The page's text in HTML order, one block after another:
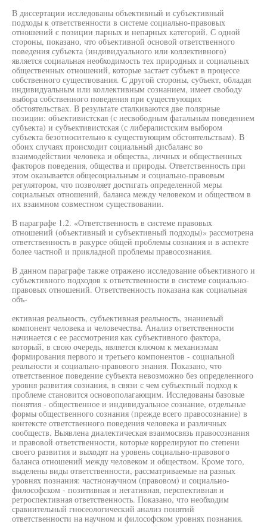
В диссертации исследованы объективный и субъективный
подходы к ответственности в системе социально-правовых
отношений с позиции парных и непарных категорий. С одной
стороны, показано, что объективной основой ответственного
поведения субъекта (индивидуального или коллективного)
является социальная необходимость тех природных и социальных
общественных отношений, которые застает субъект в процессе
собственного существования. С другой стороны, субъект, обладая
индивидуальным или коллективным сознанием, имеет свободу
выбора собственного поведения при существующих
обстоятельствах. В результате сталкиваются две полярные
позиции: объективистская (с несвободным фатальным поведением
субъекта) и субъективистская (с либералистским выбором
субъекта безотносительно к существующим обстоятельствам). В
обоих случаях происходит социальный дисбаланс во
взаимодействии человека и общества, личных и общественных
факторов поведения, общества и природы. Ответственность при
этом оказывается общесоциальным и социально-правовым
регулятором, что позволяет достигать определенной меры
социальных отношений, баланса между человеком и обществом в
их взаимном совместном существовании.
В параграфе 1.2. «Ответственность в системе правовых
отношений (объективный и субъективный подходы)» рассмотрена
ответственность в ракурсе общей проблемы сознания и в аспекте
более частной и прикладной проблемы правосознания.
В данном параграфе также отражено исследование объективного и
субъективного подходов к ответственности в системе социально-
правовых отношений. Ответственность показана как социальная
объ-
ективная реальность, субъективная реальность, знаниевый
компонент человека и человечества. Анализ ответственности
начинается с ее рассмотрения как субъективного фактора,
который, в свою очередь, является ключом к механизмам
формирования первого и третьего компонентов - социальной
реальности и социально-правового знания. Показано, что
ответственное поведение субъекта невозможно без определенного
уровня развития сознания, в связи с чем субъектный подход к
проблеме становится основополагающим. Исследованы базовые
понятия - общественное и индивидуальное сознание, отдельные
формы общественного сознания (прежде всего правосознание) в
контексте ответственного поведения человека и различных
сообществ. Выявлена диалектическая взаимосвязь правосознания
и правовой ответственности, которые коррелируют по степени
своего развития и выходят на уровень социально-правового
баланса отношений между человеком и обществом. Кроме того,
выделены виды ответственности, рассматриваемые на разных
уровнях познания: частнонаучном (правовом) и социально-
философском - позитивная и негативная, перспективная и
ретроспективная ответственность. Показано, что необходим
сравнительный гносеологический анализ понятий
ответственности на научном и философском уровнях познания.